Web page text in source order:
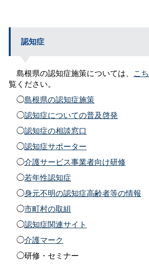
認知症
島根県の認知症施策については、 こ
覧ください。
◯島根県の認知症施策
◯認知症についての普及啓発
◯認知症の相談窓口
◯認知症サポーター
◯介護サービス事業者向け研修
◯若年性認知症
◯身元不明の認知症高齢者等の情報
◯市町村の取組
◯認知症関連サイト
◯介護マーク
◯研修・セミナー